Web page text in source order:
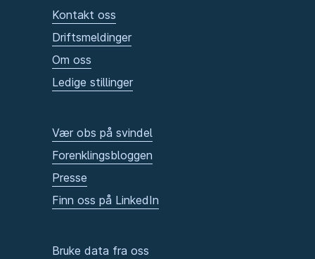
Kontakt oss
Driftsmeldinger
Om oss
Ledige stillinger
Vær obs på svindel
Forenklingsbloggen
Presse
Finn oss på LinkedIn
Bruke data fra oss